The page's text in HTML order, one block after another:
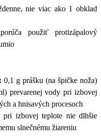
nie viac ako 1 obklad
použiť protizápalový
0,1 g prášku (na špičke noža)
prevarenej vody pri izbovej
a hnisavých procesoch
pri izbovej teplote nie dlhšie
slnečnému žiareniu